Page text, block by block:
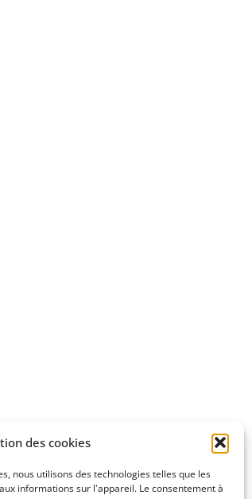
des cookies
nous utilisons des technologies telles que les
informations sur l'appareil. Le consentement à